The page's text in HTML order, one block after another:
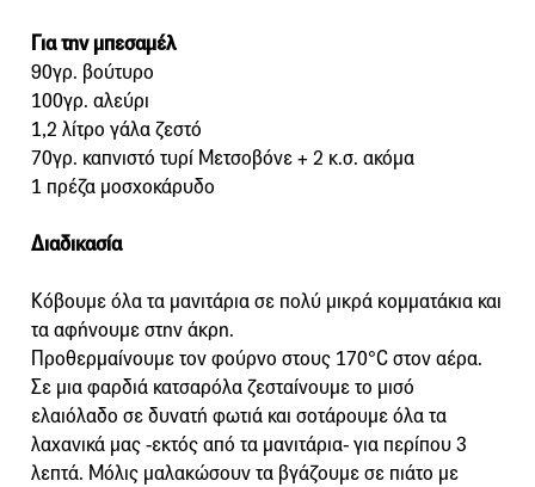
Για την μπεσαμέλ
90γρ. βούτυρο
100γρ. αλεύρι
1,2 λίτρο γάλα ζεστό
70γρ. καπνιστό τυρί Μετσοβόνε + 2 κ.σ. ακόμα
1 πρέζα μοσχοκάρυδο
Διαδικασία
Κόβουμε όλα τα μανιτάρια σε πολύ μικρά κομματάκια και
τα αφήνουμε στην άκρη.
Προθερμαίνουμε τον φούρνο στους 170°C στον αέρα.
Σε μια φαρδιά κατσαρόλα ζεσταίνουμε το μισό
ελαιόλαδο σε δυνατή φωτιά και σοτάρουμε όλα τα
λαχανικά μας -εκτός από τα μανιτάρια- για περίπου 3
λεπτά. Μόλις μαλακώσουν τα βγάζουμε σε πιάτο με